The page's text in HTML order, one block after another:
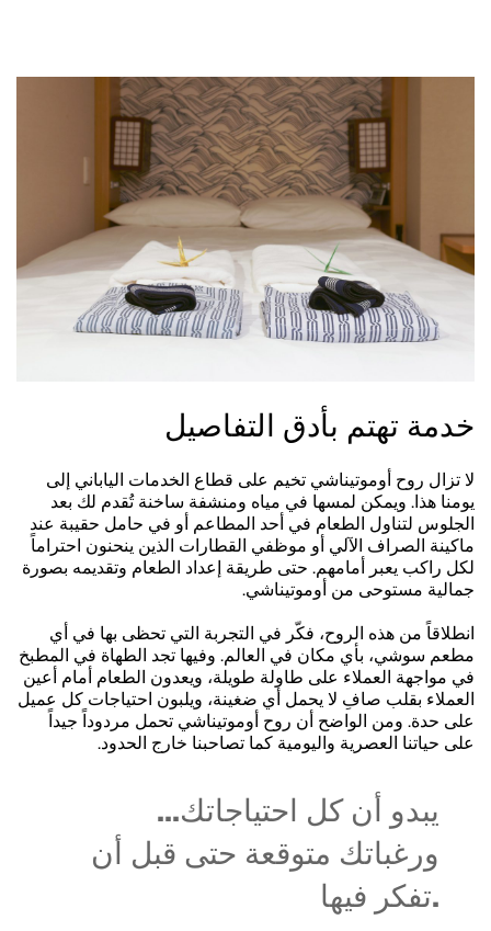
خدمة تهتم بأدق التفاصيل
لا تزال روح أوموتيناشي تخيم على قطاع الخدمات الياباني إلى
يومنا هذا. ويمكن لمسها في مياه ومنشفة ساخنة تُقدم لك بعد
الجلوس لتناول الطعام في أحد المطاعم أو في حامل حقيبة عند
ماكينة الصراف الآلي أو موظفي القطارات الذين ينحنون احتراماً
لكل راكب يعبر أمامهم. حتى طريقة إعداد الطعام وتقديمه بصورة
جمالية مستوحى من أوموتيناشي.
انطلاقاً من هذه الروح، فكّر في التجربة التي تحظى بها في أي
مطعم سوشي، بأي مكان في العالم. وفيها تجد الطهاة في المطبخ
في مواجهة العملاء على طاولة طويلة، ويعدون الطعام أمام أعين
العملاء بقلب صافِ لا يحمل أي ضغينة، ويلبون احتياجات كل عميل
على حدة. ومن الواضح أن روح أوموتيناشي تحمل مردوداً جيداً
على حياتنا العصرية واليومية كما تصاحبنا خارج الحدود.
...يبدو أن كل احتياجاتك
ورغباتك متوقعة حتى قبل أن
تفكر فيها.